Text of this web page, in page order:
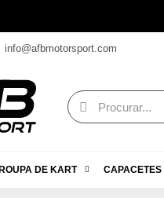
info@afbmotorsport.com
DE KART CAPACETES